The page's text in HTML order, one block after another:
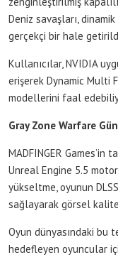
Deniz savaşları,
gerçekçi bir hale
Kullanıcılar, NVIDIA
erişerek Dynamic Multi
modellerini faal
Gray Zone Warfare
MADFINGER Games’in
Unreal Engine 5.5
yükseltme, oyunun
sağlayarak görsel
Oyun dünyasındaki bu
hedefleyen oyuncular